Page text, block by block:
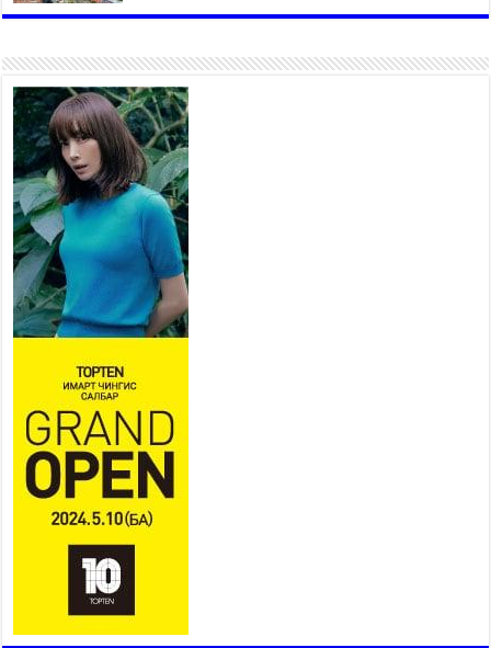
2026 оны 7 сар 21 / 16 цаг 47 минут
Тусгай замын автобус /BRT/
төслийн удирдах хорооны
ээлжит хуралдаан боллоо
2026 оны 7 сар 21 / 16 цаг 43 минут
Ерөнхий сайд Н.Учрал БНХАУ-
аас Монгол Улсад суугаа
Элчин сайд Шэнь
Миньжюанийг хүлээн авч
уулзав
2026 оны 7 сар 21 / 16 цаг 39 минут
БҮГД НАЙРАМДАХ ТАЖИКИСТАН УЛСТАЙ
ЭДИЙН ЗАСГИЙН ХАМТЫН АЖИЛЛАГААГ
ӨРГӨЖҮҮЛНЭ
2026 оны 7 сар 21 / 16 цаг 34 минут
26,992 суралцагч хотхоны бага сургуульд, 8100
суралцагч төрөлжсөн ахлах сургуульд
суралцана
2026 оны 7 сар 21 / 13 цаг 43 минут
тээврийн зохицуулалт, сургууль, цэцэрлэг, зах,
худалдааны төвийн ажиллах хуваарийг гаргаж,
иргэдэд мэдээлэхийг үүрэг болголоо
2026 оны 7 сар 21 / 11 цаг 59 минут